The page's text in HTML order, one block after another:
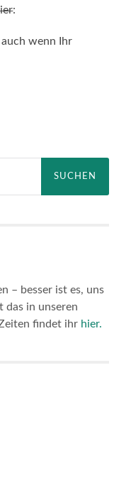
:
wenn Ihr
– besser ist es, uns
das in unseren
findet ihr hier.